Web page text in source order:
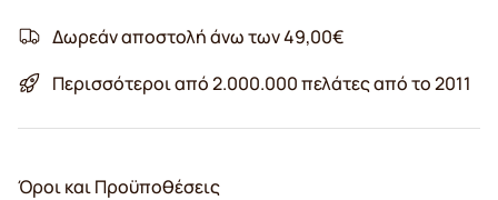
Δωρεάν αποστολή άνω των 49,00€
Περισσότεροι από 2.000.000 πελάτες από το 2011
Όροι και Προϋποθέσεις